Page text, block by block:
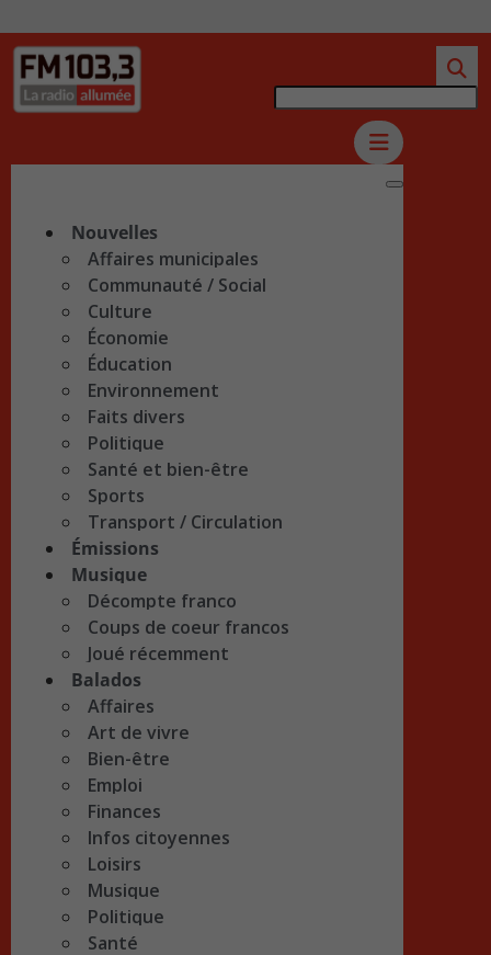
Nouvelles
Affaires municipales
Communauté / Social
Culture
Économie
Éducation
Environnement
Faits divers
Politique
Santé et bien-être
Sports
Transport / Circulation
Émissions
Musique
Décompte franco
Coups de coeur francos
Joué récemment
Balados
Affaires
Art de vivre
Bien-être
Emploi
Finances
Infos citoyennes
Loisirs
Musique
Politique
Santé